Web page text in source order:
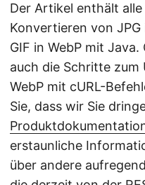
Der Artikel enthält
Konvertieren von JPG
GIF in WebP mit
auch die Schritte zum
WebP mit cURL-
Sie, dass wir Sie
erstaunliche
über andere